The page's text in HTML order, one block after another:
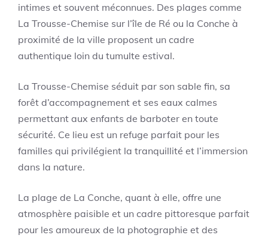
intimes et souvent méconnues. Des plages comme
La Trousse-Chemise sur l’île de Ré ou la Conche à
proximité de la ville proposent un cadre
authentique loin du tumulte estival.
La Trousse-Chemise séduit par son sable fin, sa
forêt d’accompagnement et ses eaux calmes
permettant aux enfants de barboter en toute
sécurité. Ce lieu est un refuge parfait pour les
familles qui privilégient la tranquillité et l’immersion
dans la nature.
La plage de La Conche, quant à elle, offre une
atmosphère paisible et un cadre pittoresque parfait
pour les amoureux de la photographie et des